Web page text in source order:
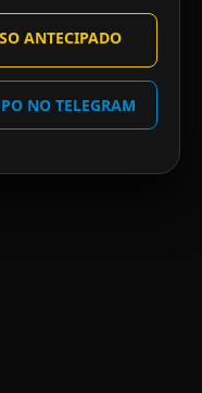
ANTECIPADO
NO TELEGRAM